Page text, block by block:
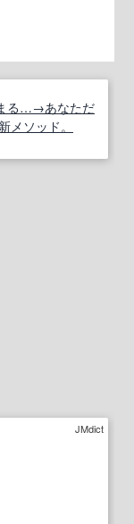
る…→あなただ
ソッド。
JMdict